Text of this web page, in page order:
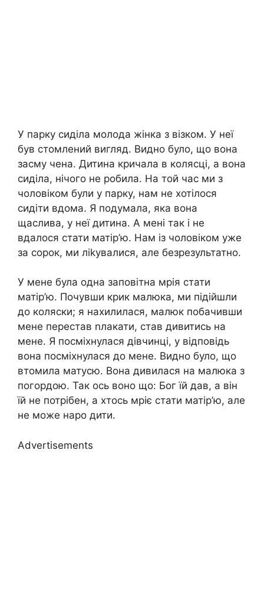
У парку сиділа молода жінка з візком. У неї
був стомлений вигляд. Видно було, що вона
засму чена. Дитина кричала в колясці, а вона
сиділа, нічого не робила. На той час ми з
чоловіком були у парку, нам не хотілося
сидіти вдома. Я подумала, яка вона
щаслива, у неї дитина. А мені так і не
вдалося стати матір’ю. Нам із чоловіком уже
за сорок, ми ліkувалися, але безрезультатно.
У мене була одна заповітна мрія стати
матір’ю. Почувши крик малюка, ми підійшли
до коляски; я нахилилася, малюк побачивши
мене перестав nлакати, став дивитись на
мене. Я посміхнулася дівчинці, у відповідь
вона посміхнулася до мене. Видно було, що
втомила матусю. Вона дивилася на малюка з
погордою. Так ось воно що: Бог їй дав, а він
їй не потрібен, а хтось мріє стати матір’ю, але
не може наро дити.
Advertisements